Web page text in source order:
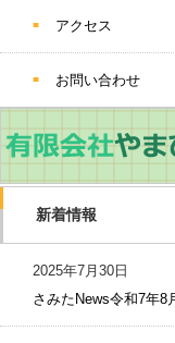
アクセス
お問い合わせ
新着情報
2025年7月30日
さみたNews令和7年8